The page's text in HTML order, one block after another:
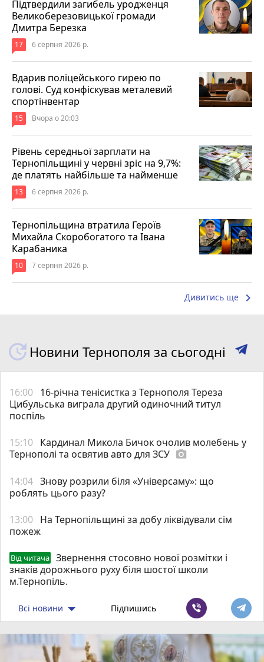
Підтвердили загибель уродженця
Великоберезовицької громади
Дмитра Березка
17 6 серпня 2026 р.
Вдарив поліцейського гирею по
голові. Суд конфіскував металевий
спортінвентар
15 Вчора о 20:03
Рівень середньої зарплати на
Тернопільщині у червні зріс на 9,7%:
де платять найбільше та найменше
13 6 серпня 2026 р.
Тернопільщина втратила Героїв
Михайла Скоробогатого та Івана
Карабаника
10 7 серпня 2026 р.
Дивитись ще keyboard_arrow_right
Новини Тернополя за сьогодні
16:00 16-річна тенісистка з Тернополя Тереза
Цибульська виграла другий одиночний титул
поспіль
15:10 Кардинал Микола Бичок очолив молебень у
Тернополі та освятив авто для ЗСУ photo_camera
14:04 Знову розрили біля «Універсаму»: що
роблять цього разу?
13:00 На Тернопільщині за добу ліквідували сім
пожеж
Від читача
Звернення стосовно нової розмітки і
знаків дорожнього руху біля шостої школи
м.Тернопіль.
Всі новини Підпишись